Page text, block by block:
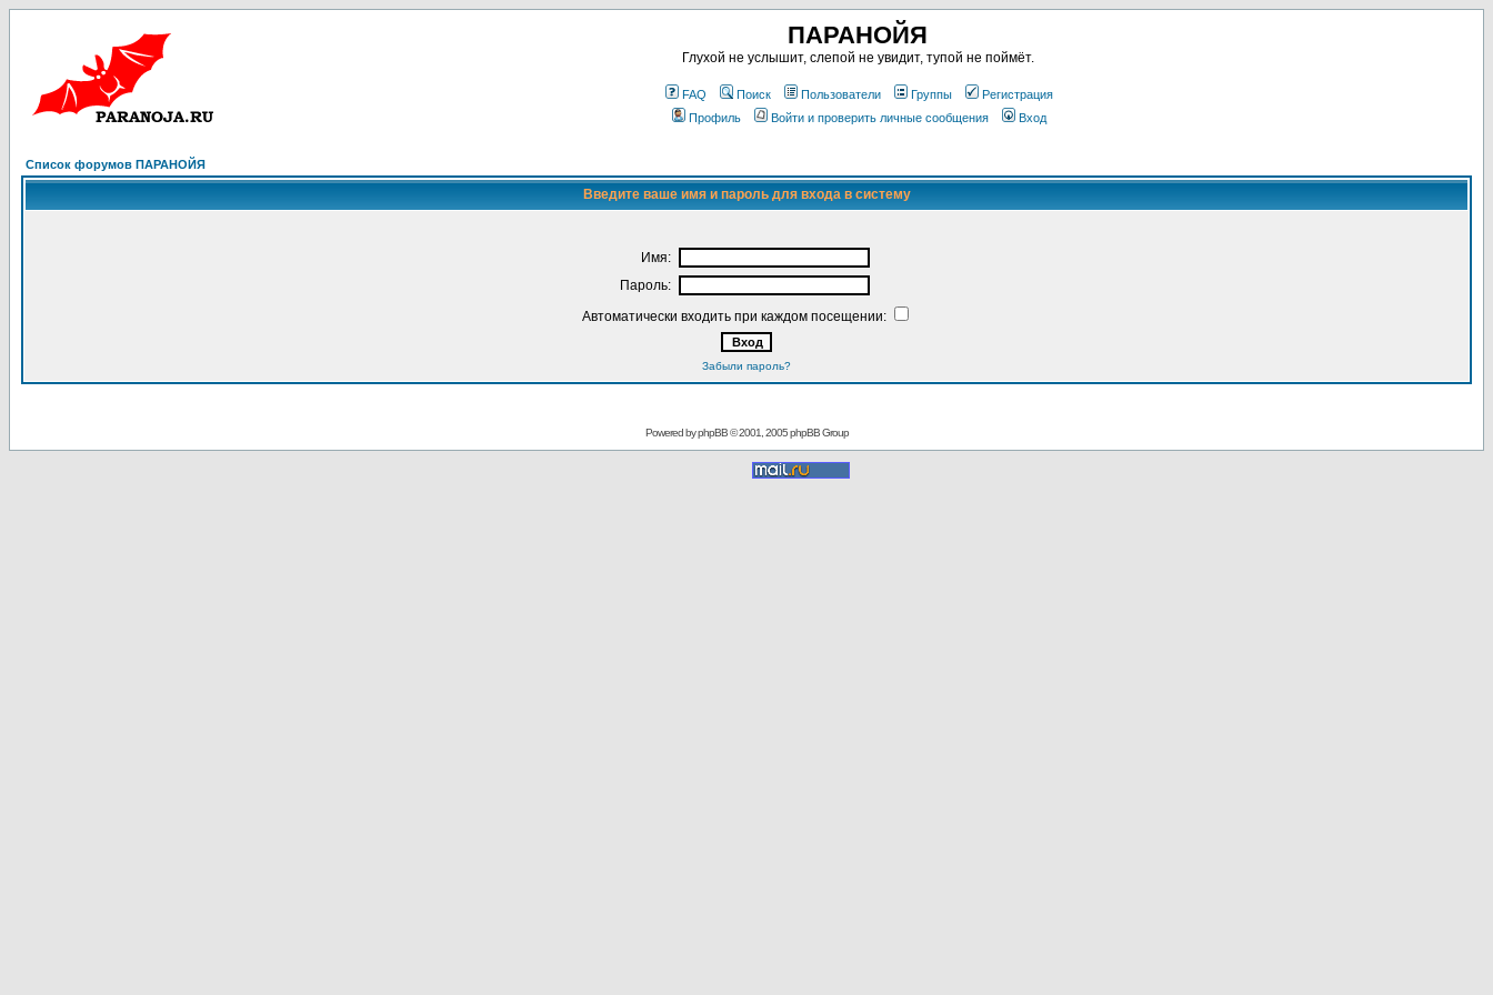
ПАРАНОЙЯ
Глухой не услышит, слепой не увидит, тупой не поймёт.
FAQ Поиск Пользователи Группы
Регистрация
Профиль
Войти и проверить личные сообщения Вход
Список форумов ПАРАНОЙЯ
Введите ваше имя и пароль для входа в систему
Имя:
Пароль:
Автоматически входить при каждом посещении:
Забыли пароль?
Powered byphpBB© 2001, 2005 phpBB Group